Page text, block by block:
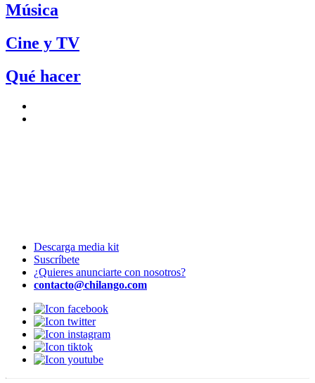
Música
Cine y TV
Qué hacer
Descarga media kit
Suscríbete
¿Quieres anunciarte con nosotros?
contacto@chilango.com